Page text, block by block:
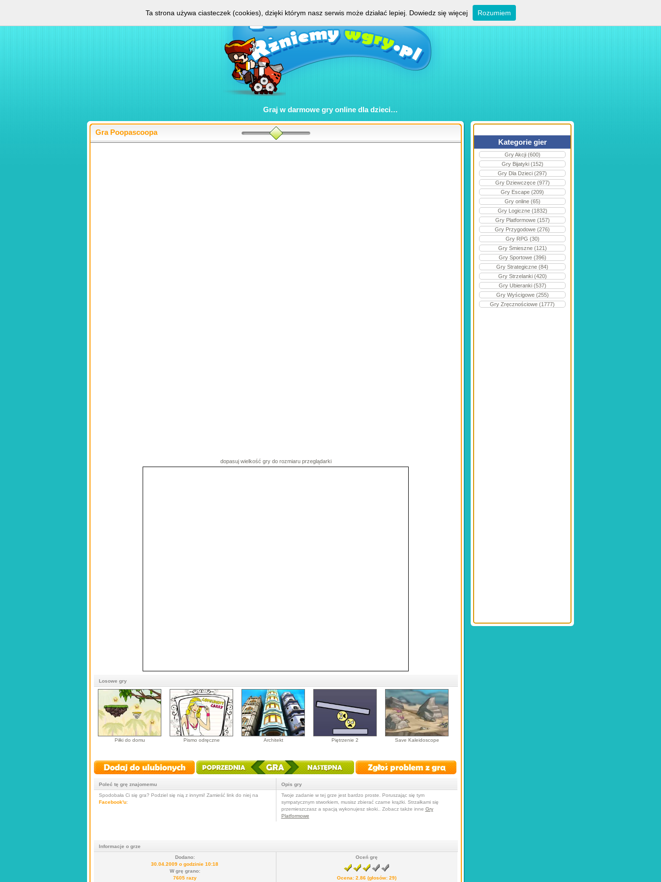
Graj w darmowe gry online dla dzieci…
Gra Poopascoopa
dopasuj wielkość gry do rozmiaru przeglądarki
Losowe gry
Piłki do domu Pismo odręczne Architekt Piętrzenie 2 Save Kaleidoscope
Poleć tę grę znajomemu
Spodobała Ci się gra? Podziel się nią z innymi! Zamieść link do niej na
Facebook'u:
Opis gry
Twoje zadanie w tej grze jest bardzo proste. Poruszając się tym
sympatycznym stworkiem, musisz zbierać czarne krążki. Strzałkami się
przemieszczasz a spacją wykonujesz skoki.. Zobacz także inne Gry
Platformowe
Informacje o grze
Dodano:
30.04.2009 o godzinie 10:18
W grę grano:
7605 razy
Oceń grę
Ocena: 2.86 (głosów: 29)
Kategorie gier
Gry Akcji (600)
Gry Bijatyki (152)
Gry Dla Dzieci (297)
Gry Dziewczęce (977)
Gry Escape (209)
Gry online (65)
Gry Logiczne (1832)
Gry Platformowe (157)
Gry Przygodowe (276)
Gry RPG (30)
Gry Śmieszne (121)
Gry Sportowe (396)
Gry Strategiczne (84)
Gry Strzelanki (420)
Gry Ubieranki (537)
Gry Wyścigowe (255)
Gry Zręcznościowe (1777)
Ta strona używa ciasteczek (cookies), dzięki którym nasz serwis może działać lepiej. Dowiedz się więcej Rozumiem